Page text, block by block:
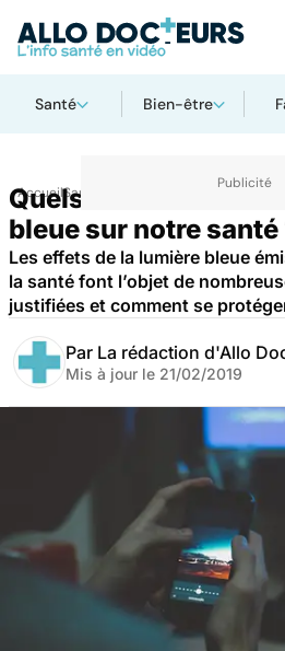
Santé Bien-être
AccueilSanté
Quels sont les effets
bleue sur notre santé
Les effets de la lumière bleue
la santé font l’objet de
justifiées et comment se
Par La rédaction d'Allo
Mis à jour le 21/02/2019